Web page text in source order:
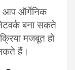
आप ऑर्गेनिक
बना सकते
मजबूत हो
हैं।